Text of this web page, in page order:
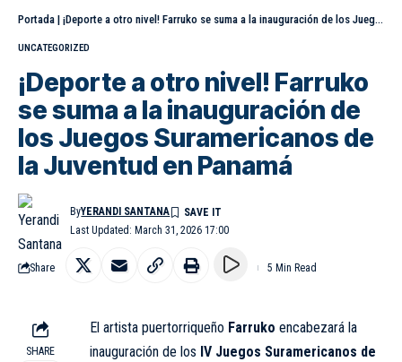
Portada | ¡Deporte a otro nivel! Farruko se suma a la inauguración de los Juegos Suramericanos de la Juventud en Panamá
UNCATEGORIZED
¡Deporte a otro nivel! Farruko
se suma a la inauguración de
los Juegos Suramericanos de
la Juventud en Panamá
Last Updated: March 31, 2026 17:00
ByYERANDI SANTANA
Share 5 Min Read
SHARE
El artista puertorriqueño Farruko encabezará la
inauguración de los IV Juegos Suramericanos de